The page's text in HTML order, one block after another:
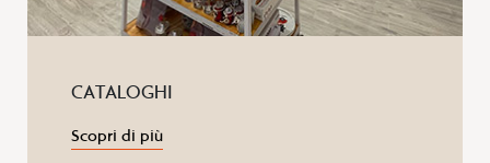
CATALOGHI
Scopri di più